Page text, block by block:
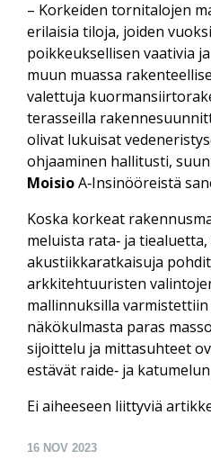
– Korkeiden tornitalojen
erilaisia tiloja, joiden
poikkeuksellisen vaativia
muun muassa
valettuja
terasseilla
olivat lukuisat
ohjaaminen hallitusti,
MoisioA‑Insinööreistä
Koska korkeat
meluista rata‑ ja
akustiikka­ratkaisuja
arkki­tehtuuristen
mallinnuksilla
näkö­kulmasta paras
sijoittelu ja mitta­suhteet
estävät raide‑ ja
Ei aiheeseen liittyviä
16 NOV 2023